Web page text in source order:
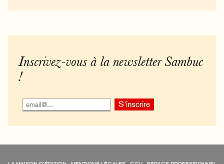
Inscrivez-vous à la newsletter Sambuc
!